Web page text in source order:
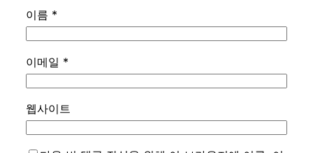
이름 *
이메일 *
웹사이트